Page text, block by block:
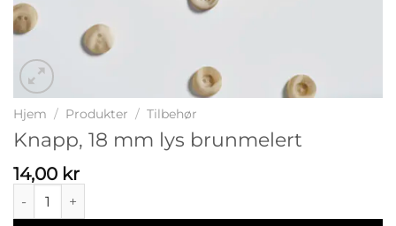
Hjem / Produkter / Tilbehør
Knapp, 18 mm lys brunmelert
14,00 kr
Knapp, 18 mm lys brunmelert antall